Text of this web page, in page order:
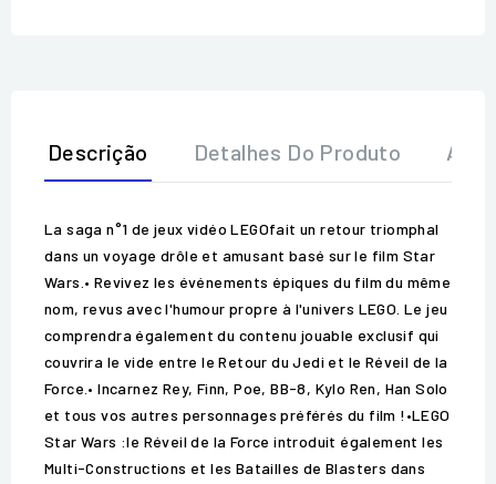
Descrição Detalhes Do Produto
La saga n°1 de jeux vidéo LEGOfait un retour triomphal
dans un voyage drôle et amusant basé sur le film Star
Wars.• Revivez les événements épiques du film du même
nom, revus avec l'humour propre à l'univers LEGO. Le jeu
comprendra également du contenu jouable exclusif qui
couvrira le vide entre le Retour du Jedi et le Réveil de la
Force.• Incarnez Rey, Finn, Poe, BB-8, Kylo Ren, Han Solo
et tous vos autres personnages préférés du film !•LEGO
Star Wars :le Réveil de la Force introduit également les
Multi-Constructions et les Batailles de Blasters dans